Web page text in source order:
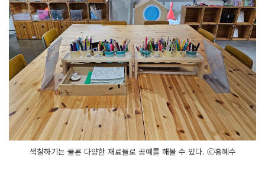
색칠하기는 물론 다양한 재료들로 공예를 해볼 수 있다. ⓒ홍혜수